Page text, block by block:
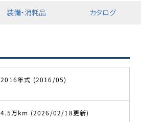
装備・消耗品 カタログ
2016年式 (2016/05)
4.5万km (2026/02/18更新)